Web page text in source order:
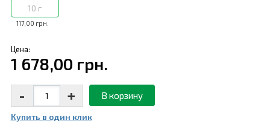
117,00 грн.
10 г
Цена:
1 678,00 грн.
- + В корзину
Купить в один клик